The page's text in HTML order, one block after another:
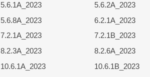
5.6.1A_2023 5.6.2A_2023
5.6.8A_2023 6.2.1A_2023
7.2.1A_2023 7.2.1B_2023
8.2.3A_2023 8.2.6A_2023
10.6.1A_2023 10.6.1B_2023